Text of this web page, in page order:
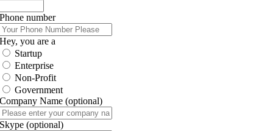
Phone number
Hey, you are a
Startup
Enterprise
Non-Profit
Government
Company Name (optional)
Skype (optional)